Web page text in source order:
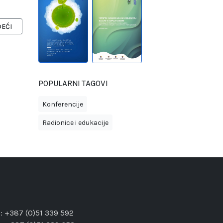
ČLANAK: AFRIKA KARBON FORUM
POPULARNI TAGOVI
Konferencije
Radionice i edukacije
+387 (0)51 339 592